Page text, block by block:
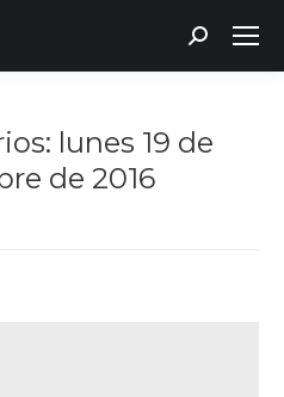
Buscar:
lunes 19 de
de 2016